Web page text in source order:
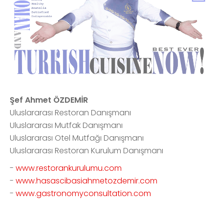
Şef Ahmet ÖZDEMİR
Uluslararası Restoran Danışmanı
Uluslararası Mutfak Danışmanı
Uluslararası Otel Mutfağı Danışmanı
Uluslararası Restoran Kurulum Danışmanı
-www.restorankurulumu.com
-www.hasascibasiahmetozdemir.com
-www.gastronomyconsultation.com